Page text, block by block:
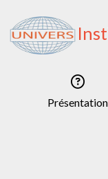
Présentation